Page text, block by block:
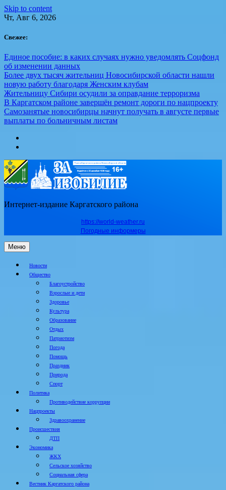
Skip to content
Чт, Авг 6, 2026
Свежее:
Единое пособие: в каких случаях нужно уведомлять Соцфонд
об изменении данных
Более двух тысяч жительниц Новосибирской области нашли
новую работу благодаря Женским клубам
Жительницу Сибири осудили за оправдание терроризма
В Каргатском районе завершён ремонт дороги по нацпроекту
Самозанятые новосибирцы начнут получать в августе первые
выплаты по больничным листам
Интернет-издание Каргатского района
https://world-weather.ru
Погодные информеры
Меню
Новости
Общество
Благоустройство
Взрослые и дети
Здоровье
Культура
Образование
Отдых
Патриотизм
Погода
Помощь
Праздник
Природа
Спорт
Политика
Противодействие коррупции
Нацпроекты
Здравоохранение
Происшествия
ДТП
Экономика
ЖКХ
Сельское хозяйство
Социальная сфера
Вестник Каргатского района